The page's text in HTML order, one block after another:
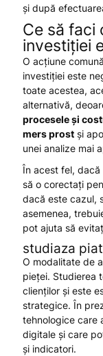
și după
Ce să faci
investiției
O acțiune
investiției este
toate acestea,
alternativă,
procesele și
mers prostși
unei analize mai
În acest fel,
să o corectați
dacă este cazul,
asemenea,
pot ajuta să
studiaza
O modalitate de
pieței. Studierea
clienților și este
strategice. În
tehnologice care
digitale și care
și indicatori.